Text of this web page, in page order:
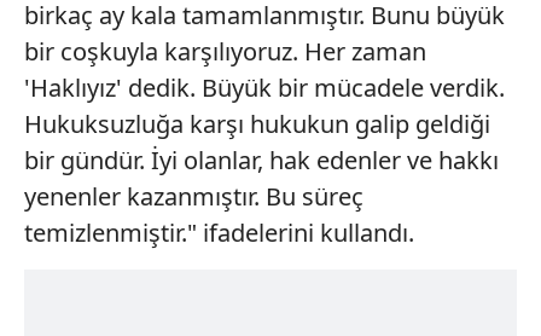
birkaç ay kala tamamlanmıştır. Bunu büyük
bir coşkuyla karşılıyoruz. Her zaman
'Haklıyız' dedik. Büyük bir mücadele verdik.
Hukuksuzluğa karşı hukukun galip geldiği
bir gündür. İyi olanlar, hak edenler ve hakkı
yenenler kazanmıştır. Bu süreç
temizlenmiştir." ifadelerini kullandı.